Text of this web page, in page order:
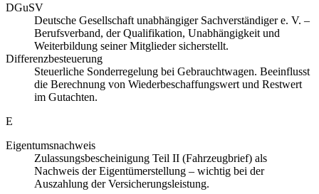
DGuSV
Deutsche Gesellschaft unabhängiger Sachverständiger e. V. –
Berufsverband, der Qualifikation, Unabhängigkeit und
Weiterbildung seiner Mitglieder sicherstellt.
Differenzbesteuerung
Steuerliche Sonderregelung bei Gebrauchtwagen. Beeinflusst
die Berechnung von Wiederbeschaffungswert und Restwert
im Gutachten.
E
Eigentumsnachweis
Zulassungsbescheinigung Teil II (Fahrzeugbrief) als
Nachweis der Eigentümerstellung – wichtig bei der
Auszahlung der Versicherungsleistung.